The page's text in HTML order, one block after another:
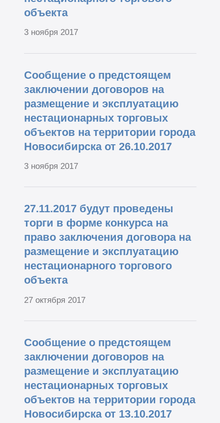
объекта
3 ноября 2017
Сообщение о предстоящем
заключении договоров на
размещение и эксплуатацию
нестационарных торговых
объектов на территории города
Новосибирска от 26.10.2017
3 ноября 2017
27.11.2017 будут проведены
торги в форме конкурса на
право заключения договора на
размещение и эксплуатацию
нестационарного торгового
объекта
27 октября 2017
Сообщение о предстоящем
заключении договоров на
размещение и эксплуатацию
нестационарных торговых
объектов на территории города
Новосибирска от 13.10.2017